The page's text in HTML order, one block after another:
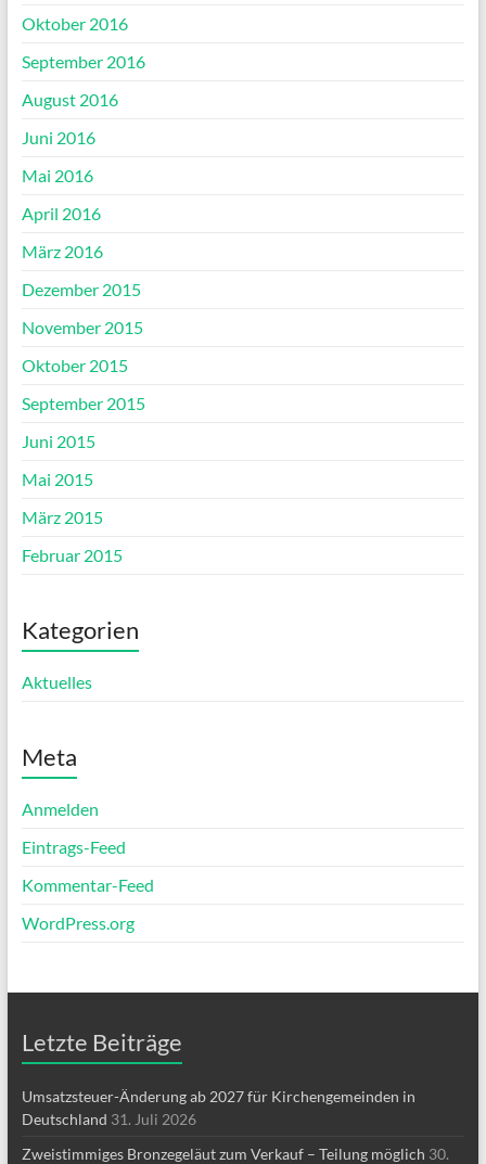
Oktober 2016
September 2016
August 2016
Juni 2016
Mai 2016
April 2016
März 2016
Dezember 2015
November 2015
Oktober 2015
September 2015
Juni 2015
Mai 2015
März 2015
Februar 2015
Kategorien
Aktuelles
Meta
Anmelden
Eintrags-Feed
Kommentar-Feed
WordPress.org
Letzte Beiträge
Umsatzsteuer-Änderung ab 2027 für Kirchengemeinden in
Deutschland 31. Juli 2026
Zweistimmiges Bronzegeläut zum Verkauf – Teilung möglich 30.